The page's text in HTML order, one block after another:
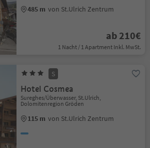
485 m von St.Ulrich Zentrum
ab 210€
1 Nacht / 1 Apartment Inkl. MwSt.
S
Hotel Cosmea
Sureghes/Überwasser, St.Ulrich,
Dolomitenregion Gröden
115 m von St.Ulrich Zentrum